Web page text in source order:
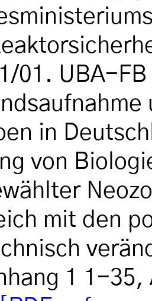
01. UBA-
in
von
mit den
1 1-